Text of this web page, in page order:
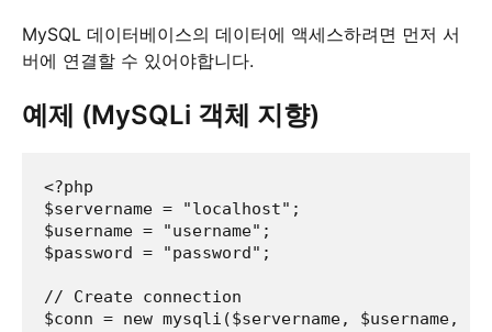
MySQL 데이터베이스의 데이터에 액세스하려면 먼저 서
버에 연결할 수 있어야합니다.
예제 (MySQLi 객체 지향)
<?php
$servername = "localhost";
$username = "username";
$password = "password";
// Create connection
$conn = new mysqli($servername, $username,